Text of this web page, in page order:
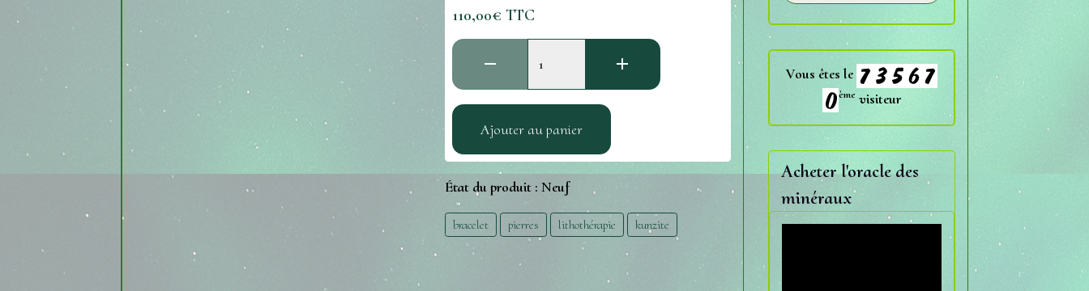
110,00€ TTC
Ajouter au panier
État du produit : Neuf
bracelet pierres lithothérapie kunzite
Vous êtes le
ème visiteur
Acheter l'oracle des
minéraux